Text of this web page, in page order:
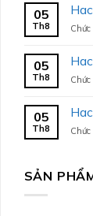
05
Th8
05
Th8
05
Th8
SẢN